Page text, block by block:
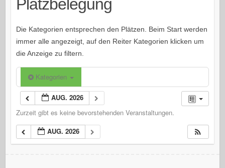
Platzbelegung
Die Kategorien entsprechen den Plätzen. Beim Start werden
immer alle angezeigt, auf den Reiter Kategorien klicken um
die Anzeige zu filtern.
Kategorien
AUG. 2026
Zurzeit gibt es keine bevorstehenden Veranstaltungen.
AUG. 2026